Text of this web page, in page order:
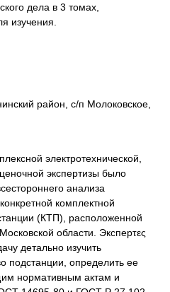
дела в 3 томах,
изучения.
район, с/п Молоковское,
электротехнической,
экспертизы было
анализа
комплектной
(КТП), расположенной
области. Эксперτες
детально изучить
подстанции, определить ее
нормативным актам и